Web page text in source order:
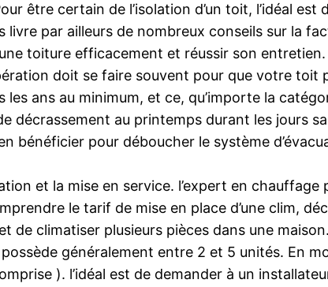
être certain de l’isolation d’un toit, l’idéal
par ailleurs de nombreux conseils sur la
toiture efficacement et réussir son
doit se faire souvent pour que votre toit
ans au minimum, et ce, qu’importe la
décrassement au printemps durant les jours
bénéficier pour déboucher le système
et la mise en service. l’expert en
le tarif de mise en place d’une clim,
de climatiser plusieurs pièces dans une
généralement entre 2 et 5 unités. En
). l’idéal est de demander à un